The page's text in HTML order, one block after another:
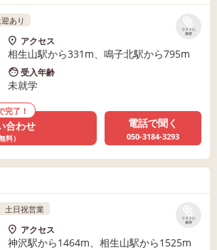
リストに
保存
あり
アクセス
相生山駅から331m、鳴子北駅から795m
受入年齢
未就学
完了！
合わせ
料）
電話で聞く
050-3184-3293
リストに
保存
土日祝営業
アクセス
神沢駅から1464m、相生山駅から1525m